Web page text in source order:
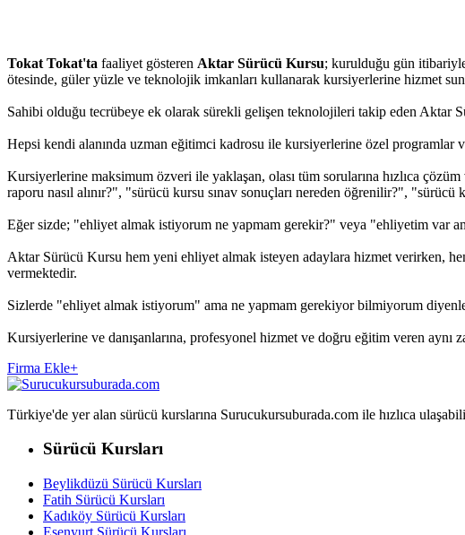
Tokat Tokat'ta faaliyet gösteren Aktar Sürücü Kursu; kurulduğu gün
ötesinde, güler yüzle ve teknolojik imkanları kullanarak kursiyerlerine hizmet
Sahibi olduğu tecrübeye ek olarak sürekli gelişen teknolojileri takip eden Aktar
Hepsi kendi alanında uzman eğitimci kadrosu ile kursiyerlerine özel
Kursiyerlerine maksimum özveri ile yaklaşan, olası tüm sorularına hızlıca
raporu nasıl alınır?", "sürücü kursu sınav sonuçları nereden öğrenilir?",
Eğer sizde; "ehliyet almak istiyorum ne yapmam gerekir?" veya "ehliyetim var
Aktar Sürücü Kursu hem yeni ehliyet almak isteyen adaylara hizmet verirken,
vermektedir.
Sizlerde "ehliyet almak istiyorum" ama ne yapmam gerekiyor bilmiyorum
Kursiyerlerine ve danışanlarına, profesyonel hizmet ve doğru eğitim veren
Firma Ekle+
Türkiye'de yer alan sürücü kurslarına Surucukursuburada.com ile hızlıca
Sürücü Kursları
Beylikdüzü Sürücü Kursları
Fatih Sürücü Kursları
Kadıköy Sürücü Kursları
Esenyurt Sürücü Kursları